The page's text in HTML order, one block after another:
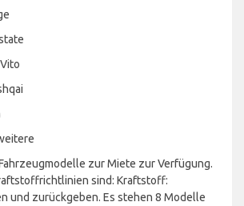
zur Miete zur Verfügung.
sind: Kraftstoff:
und zurückgeben. Es stehen 8 Modelle